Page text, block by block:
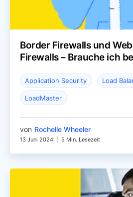
Border Firewalls und
Firewalls – Brauche ich
Application Security Load
LoadMaster
von Rochelle Wheeler
13 Juni 2024 5 Min. Lesezeit